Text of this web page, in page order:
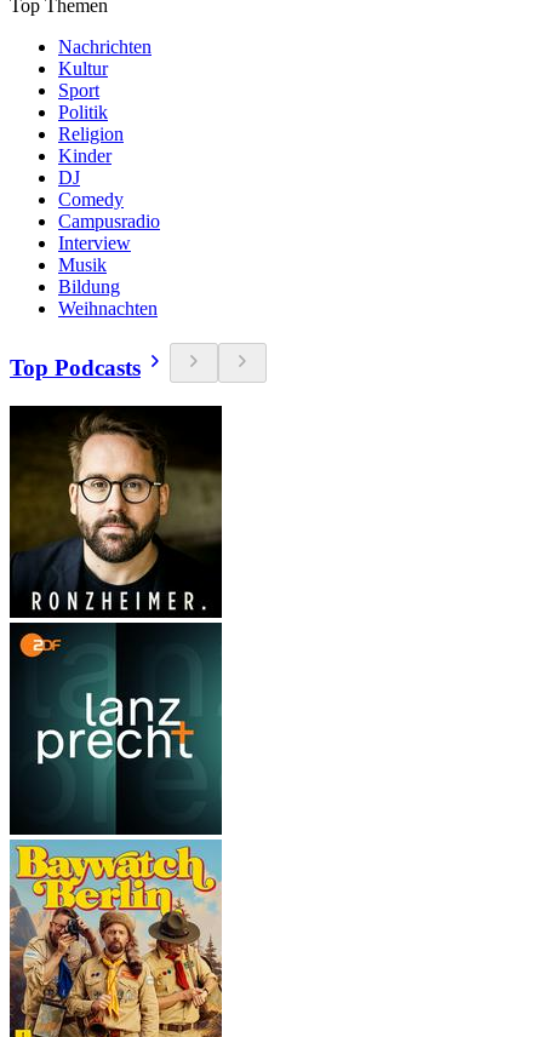
Top Themen
Nachrichten
Kultur
Sport
Politik
Religion
Kinder
DJ
Comedy
Campusradio
Interview
Musik
Bildung
Weihnachten
Top Podcasts